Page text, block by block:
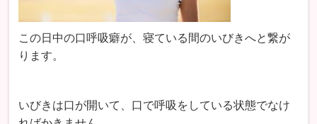
この日中の口呼吸癖が、寝ている間のいびきへと繋が
ります。
いびきは口が開いて、口で呼吸をしている状態でなけ